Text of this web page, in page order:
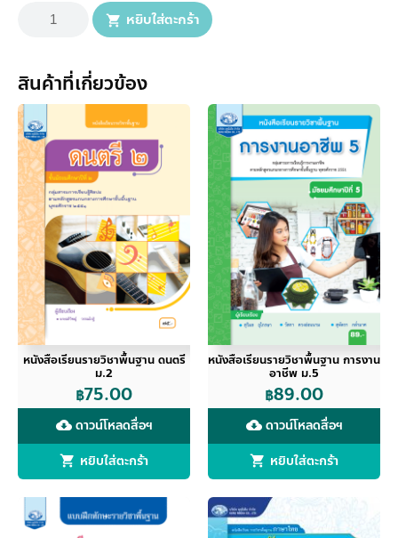
ศิลป์
ม.1
ชิ้น
หยิบใส่ตะกร้า
สินค้าที่เกี่ยวข้อง
หนังสือเรียนรายวิชาพื้นฐาน ดนตรี
ม.2
฿75.00
cloud_downloadดาวน์โหลดสื่อฯ
หยิบใส่ตะกร้า
หนังสือเรียนรายวิชาพื้นฐาน การงาน
อาชีพ ม.5
฿89.00
cloud_downloadดาวน์โหลดสื่อฯ
หยิบใส่ตะกร้า